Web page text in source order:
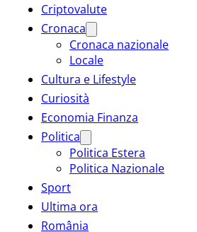
Criptovalute
Cronaca
Cronaca nazionale
Locale
Cultura e Lifestyle
Curiosità
Economia Finanza
Politica
Politica Estera
Politica Nazionale
Sport
Ultima ora
România